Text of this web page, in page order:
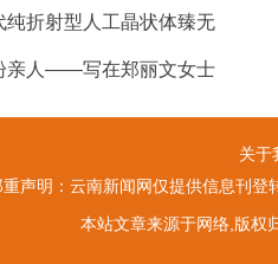
折射型人工晶状体臻无
亲人——写在郑丽文女士
关于
重声明：云南新闻网仅提供信息刊
本站文章来源于网络,版权